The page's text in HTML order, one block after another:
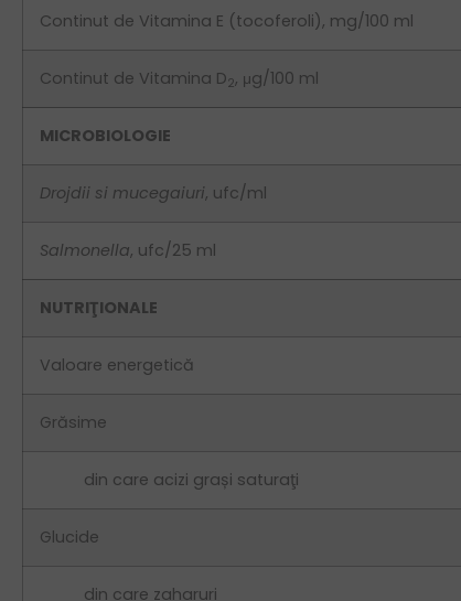
Continut de Vitamina E (tocoferoli), mg/100 ml
Continut de Vitamina D2, μg/100 ml
MICROBIOLOGIE
Drojdii si mucegaiuri, ufc/ml
Salmonella, ufc/25 ml
NUTRIŢIONALE
Valoare energetică
Grăsime
din care acizi grași saturaţi
Glucide
din care zaharuri